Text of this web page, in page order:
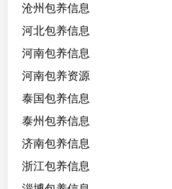
沧州包养信息
河北包养信息
河南包养信息
河南包养资源
泰国包养信息
泰州包养信息
济南包养信息
浙江包养信息